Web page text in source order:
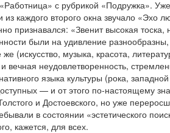
с рубрикой «Подружка».
каждого второго окна звучало «Эхо
признавался: «Звенит высокая
были на удивление
(искусство, музыка, красота,
вечная неудовлетворенность,
языка культуры (рока,
— и от этого по-настоящему
и Достоевского, но уже
в состоянии «эстетического
кажется, для всех.